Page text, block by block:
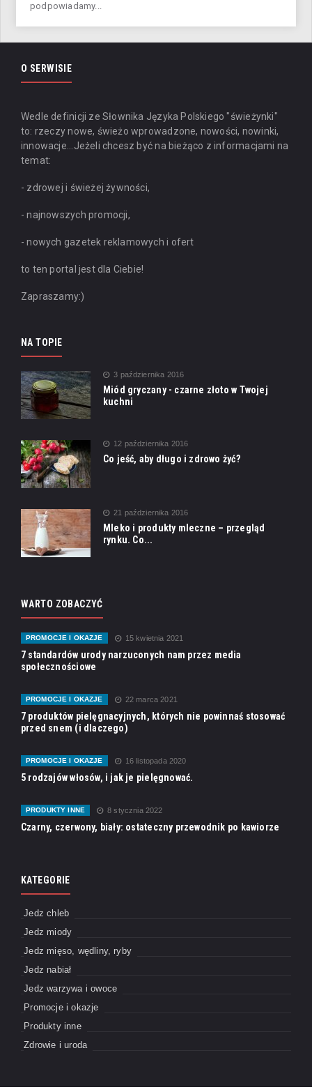
podpowiadamy...
O SERWISIE
Wedle definicji ze Słownika Języka Polskiego "świeżynki"
to: rzeczy nowe, świeżo wprowadzone, nowości, nowinki,
innowacje...Jeżeli chcesz być na bieżąco z informacjami na
temat:
- zdrowej i świeżej żywności,
- najnowszych promocji,
- nowych gazetek reklamowych i ofert
to ten portal jest dla Ciebie!
Zapraszamy:)
NA TOPIE
3 października 2016
Miód gryczany - czarne złoto w Twojej
kuchni
12 października 2016
Co jeść, aby długo i zdrowo żyć?
21 października 2016
Mleko i produkty mleczne – przegląd
rynku. Co...
WARTO ZOBACZYĆ
PROMOCJE I OKAZJE 15 kwietnia 2021
7 standardów urody narzuconych nam przez media
społecznościowe
PROMOCJE I OKAZJE 22 marca 2021
7 produktów pielęgnacyjnych, których nie powinnaś stosować
przed snem (i dlaczego)
PROMOCJE I OKAZJE 16 listopada 2020
5 rodzajów włosów, i jak je pielęgnować.
PRODUKTY INNE 8 stycznia 2022
Czarny, czerwony, biały: ostateczny przewodnik po kawiorze
KATEGORIE
Jedz chleb
Jedz miody
Jedz mięso, wędliny, ryby
Jedz nabiał
Jedz warzywa i owoce
Promocje i okazje
Produkty inne
Zdrowie i uroda